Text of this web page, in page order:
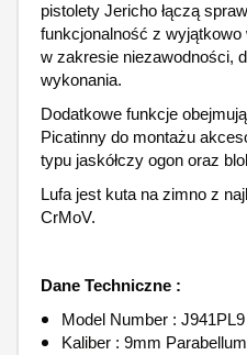
pistolety Jericho łączą
funkcjonalność z
w zakresie niezawodności,
wykonania.
Dodatkowe funkcje
Picatinny do montażu
typu jaskółczy ogon oraz
Lufa jest kuta na zimno z
CrMoV.
Dane Techniczne :
Model Number : J941PL9
Kaliber : 9mm Parabellum